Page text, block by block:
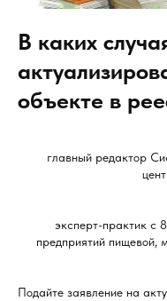
В каких
объекте в
главный редактор
эксперт-практик с
предприятий пищевой,
Подайте заявление на